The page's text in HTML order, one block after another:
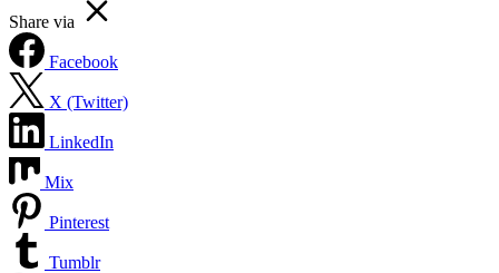
Share via
Facebook
X (Twitter)
LinkedIn
Mix
Pinterest
Tumblr